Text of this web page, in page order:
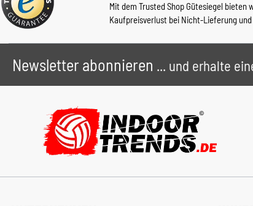
Mit dem Trusted Shop Gütesiegel
Kaufpreisverlust bei Nicht-Lieferung
Newsletter abonnieren ... und erhalte